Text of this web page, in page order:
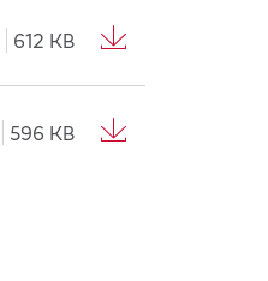
612 KB
596 KB